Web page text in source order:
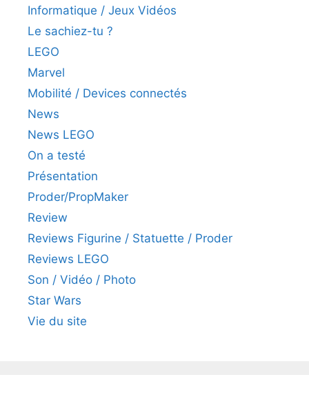
Informatique / Jeux Vidéos
Le sachiez-tu ?
LEGO
Marvel
Mobilité / Devices connectés
News
News LEGO
On a testé
Présentation
Proder/PropMaker
Review
Reviews Figurine / Statuette / Proder
Reviews LEGO
Son / Vidéo / Photo
Star Wars
Vie du site